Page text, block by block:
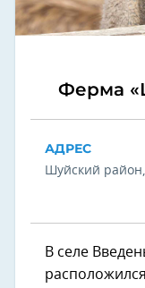
Ферма
АДРЕС
Шуйский
В селе